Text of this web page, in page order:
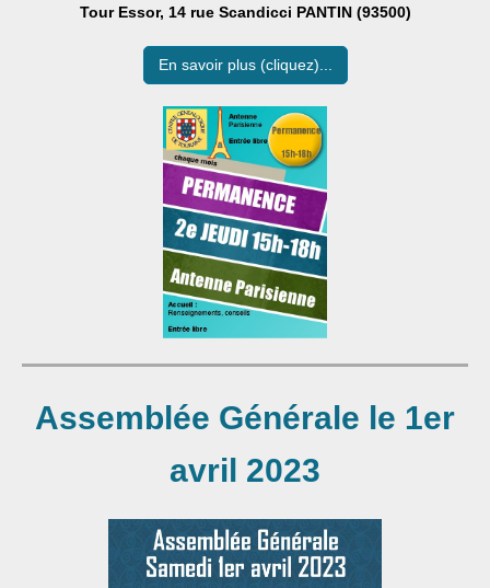
Tour Essor, 14 rue Scandicci PANTIN (93500)
En savoir plus (cliquez)...
Assemblée Générale le 1er
avril 2023